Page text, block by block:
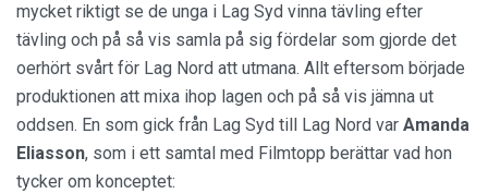
mycket riktigt se de unga i Lag Syd vinna tävling efter
tävling och på så vis samla på sig fördelar som gjorde det
oerhört svårt för Lag Nord att utmana. Allt eftersom började
produktionen att mixa ihop lagen och på så vis jämna ut
oddsen. En som gick från Lag Syd till Lag Nord var Amanda
Eliasson, som i ett samtal med Filmtopp berättar vad hon
tycker om konceptet: